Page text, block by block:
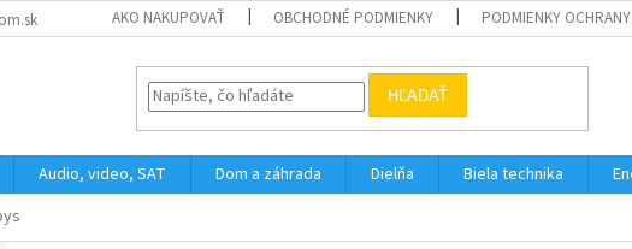
AKO NAKUPOVAŤ OBCHODNÉ PODMIENKY PODMIENKY OCHRANY
HĽADAŤ
Audio, video, SAT Dom a záhrada Dielňa Biela technika